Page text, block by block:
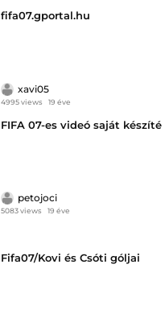
fifa07.gportal.hu
xavi05
4995 views 19 éve
FIFA 07-es videó saját készíté
petojoci
5083 views 19 éve
Fifa07/Kovi és Csóti góljai